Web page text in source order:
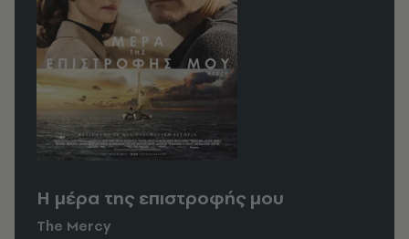
Η μέρα της επιστροφής μου
The Mercy